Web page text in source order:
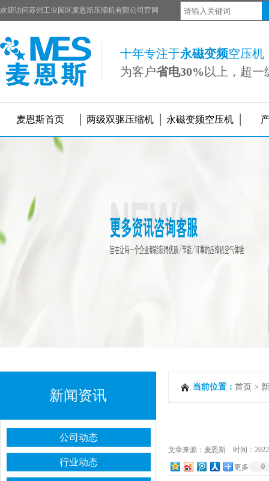
欢迎访问苏州工业园区麦恩斯压缩机有限公司官网
十年专注于永磁变频空压机
为客户省电30% 以上，超一
麦恩斯首页 两级双驱压缩机 永磁变频空压机
新闻资讯
公司动态
行业动态
当前位置： 首页 >
文章来源：麦恩斯 时间：
更多 0